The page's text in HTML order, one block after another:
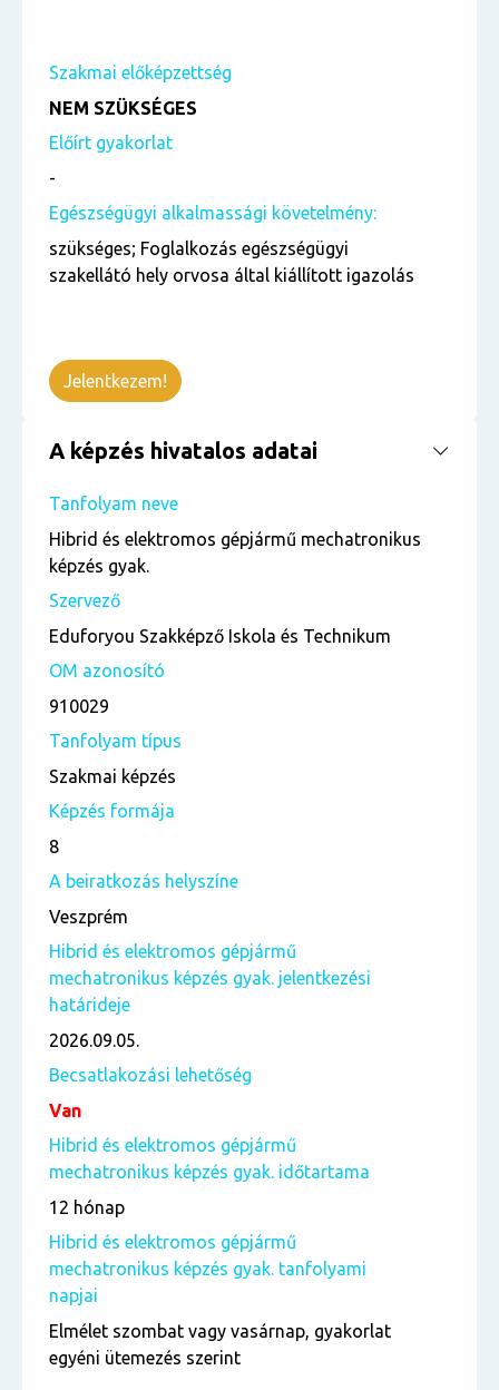
Szakmai előképzettség
NEM SZÜKSÉGES
Előírt gyakorlat
-
Egészségügyi alkalmassági követelmény:
szükséges; Foglalkozás egészségügyi
szakellátó hely orvosa által kiállított igazolás
Jelentkezem!
A képzés hivatalos adatai
Tanfolyam neve
Hibrid és elektromos gépjármű mechatronikus
képzés gyak.
Szervező
Eduforyou Szakképző Iskola és Technikum
OM azonosító
910029
Tanfolyam típus
Szakmai képzés
Képzés formája
8
A beiratkozás helyszíne
Veszprém
Hibrid és elektromos gépjármű
mechatronikus képzés gyak. jelentkezési
határideje
2026.09.05.
Becsatlakozási lehetőség
Van
Hibrid és elektromos gépjármű
mechatronikus képzés gyak. időtartama
12 hónap
Hibrid és elektromos gépjármű
mechatronikus képzés gyak. tanfolyami
napjai
Elmélet szombat vagy vasárnap, gyakorlat
egyéni ütemezés szerint